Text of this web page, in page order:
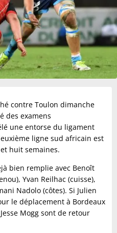
contre Toulon dimanche
des examens
une entorse du ligament
ligne sud africain est
huit semaines.
bien remplie avec Benoît
Yvan Reilhac (cuisse),
Nadolo (côtes). Si Julien
le déplacement à Bordeaux
Mogg sont de retour